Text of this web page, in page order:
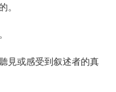
。
見或感受到叙述者的真